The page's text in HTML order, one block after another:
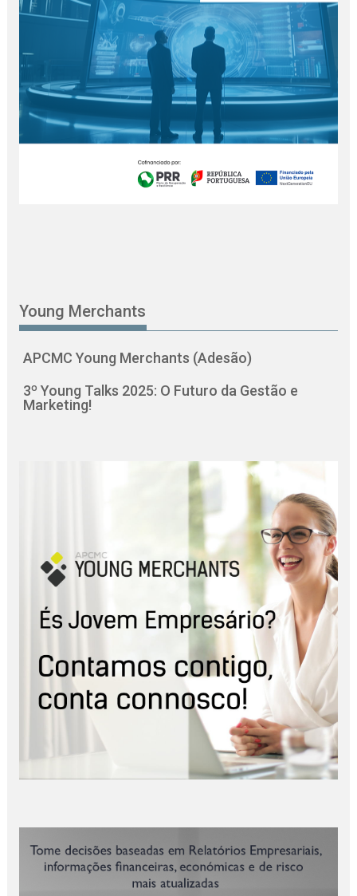
Young Merchants
APCMC Young Merchants (Adesão)
3º Young Talks 2025: O Futuro da Gestão e
Marketing!